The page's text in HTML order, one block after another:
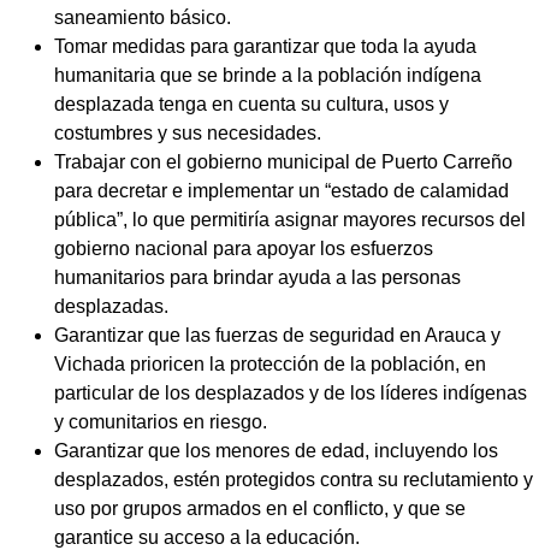
saneamiento básico.
Tomar medidas para garantizar que toda la ayuda
humanitaria que se brinde a la población indígena
desplazada tenga en cuenta su cultura, usos y
costumbres y sus necesidades.
Trabajar con el gobierno municipal de Puerto Carreño
para decretar e implementar un “estado de calamidad
pública”, lo que permitiría asignar mayores recursos del
gobierno nacional para apoyar los esfuerzos
humanitarios para brindar ayuda a las personas
desplazadas.
Garantizar que las fuerzas de seguridad en Arauca y
Vichada prioricen la protección de la población, en
particular de los desplazados y de los líderes indígenas
y comunitarios en riesgo.
Garantizar que los menores de edad, incluyendo los
desplazados, estén protegidos contra su reclutamiento y
uso por grupos armados en el conflicto, y que se
garantice su acceso a la educación.